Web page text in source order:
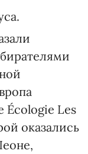
Écologie Les
оказались